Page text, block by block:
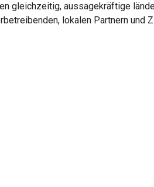
gleichzeitig, aussagekräftige
lokalen Partnern und